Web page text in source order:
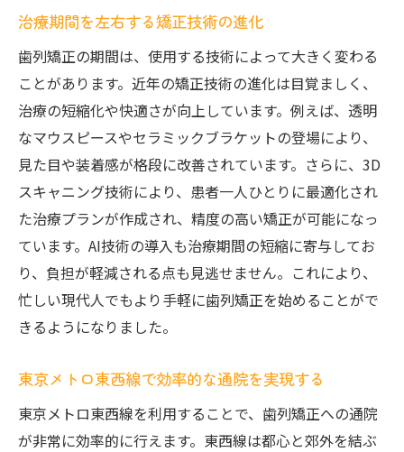
治療期間を左右する矯正技術の進化
歯列矯正の期間は、使用する技術によって大きく変わる
ことがあります。近年の矯正技術の進化は目覚ましく、
治療の短縮化や快適さが向上しています。例えば、透明
なマウスピースやセラミックブラケットの登場により、
見た目や装着感が格段に改善されています。さらに、3D
スキャニング技術により、患者一人ひとりに最適化され
た治療プランが作成され、精度の高い矯正が可能になっ
ています。AI技術の導入も治療期間の短縮に寄与してお
り、負担が軽減される点も見逃せません。これにより、
忙しい現代人でもより手軽に歯列矯正を始めることがで
きるようになりました。
東京メトロ東西線で効率的な通院を実現する
東京メトロ東西線を利用することで、歯列矯正への通院
が非常に効率的に行えます。東西線は都心と郊外を結ぶ